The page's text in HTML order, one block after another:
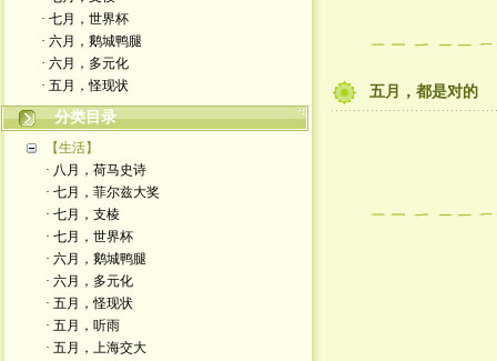
· 七月，世界杯
· 六月，鹅城鸭腿
· 六月，多元化
· 五月，怪现状
分类目录
【生活】
· 八月，荷马史诗
· 七月，菲尔兹大奖
· 七月，支棱
· 七月，世界杯
· 六月，鹅城鸭腿
· 六月，多元化
· 五月，怪现状
· 五月，听雨
· 五月，上海交大
五月，都是对的